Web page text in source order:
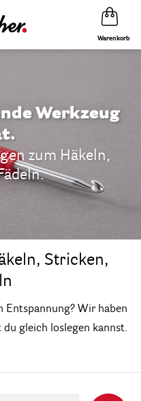
Warenkorb
Werkzeug
zum Häkeln,
Stricken,
Entspannung? Wir haben
gleich loslegen kannst.